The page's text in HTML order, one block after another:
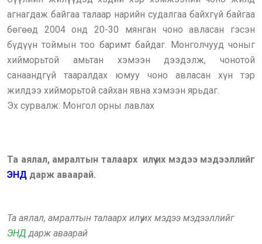
агнагдаж байгаа талаар нарийн судалгаа байхгүй байгаа
бөгөөд 2004 онд 20-30 мянган чоно авласан гэсэн
бүдүүн тоймын тоо баримт байдаг. Монголчууд чоныг
хийморьтой амьтан хэмээн дээдэлж, чонотой
санаандгүй тааралдах юмуу чоно авласан хүн тэр
жилдээ хийморьтой сайхан явна хэмээн ярьдаг.
Эх сурвалж: Монгол орны лавлах
Та аялал, амралтын талаарх илүү их мэдээ мэдээллийг
ЭНД дарж аваарай.
Та аялал, амралтын талаарх илүү их мэдээ мэдээллийг
ЭНД дарж аваарай